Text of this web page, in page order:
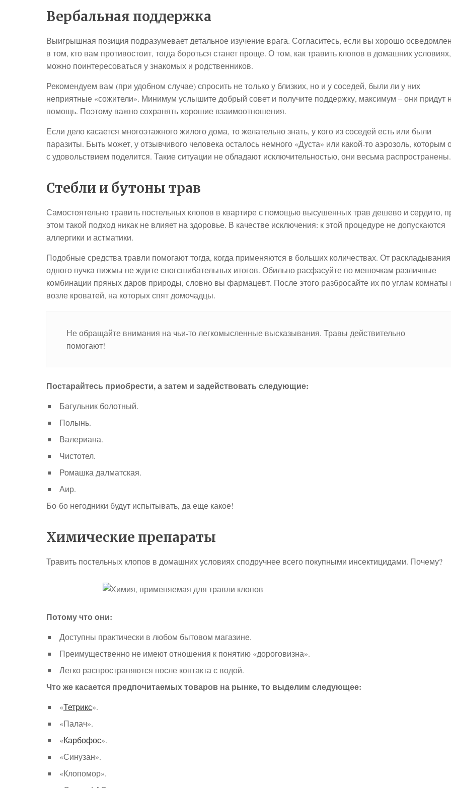
Вербальная поддержка
Выигрышная позиция подразумевает детальное изучение врага. Согласитесь, если вы хорошо
в том, кто вам противостоит, тогда бороться станет проще. О том, как травить клопов в домашних условиях,
можно поинтересоваться у знакомых и родственников.
Рекомендуем вам (при удобном случае) спросить не только у близких, но и у соседей, были ли у них
неприятные «сожители». Минимум услышите добрый совет и получите поддержку, максимум – они придут
помощь. Поэтому важно сохранять хорошие взаимоотношения.
Если дело касается многоэтажного жилого дома, то желательно знать, у кого из соседей есть или были
паразиты. Быть может, у отзывчивого человека осталось немного «Дуста» или какой-то аэрозоль, которым
с удовольствием поделится. Такие ситуации не обладают исключительностью, они весьма распространены.
Стебли и бутоны трав
Самостоятельно травить постельных клопов в квартире с помощью высушенных трав дешево и сердито,
этом такой подход никак не влияет на здоровье. В качестве исключения: к этой процедуре не допускаются
аллергики и астматики.
Подобные средства травли помогают тогда, когда применяются в больших количествах. От раскладывания
одного пучка пижмы не ждите сногсшибательных итогов. Обильно расфасуйте по мешочкам различные
комбинации пряных даров природы, словно вы фармацевт. После этого разбросайте их по углам комнаты
возле кроватей, на которых спят домочадцы.
Не обращайте внимания на чьи-то легкомысленные высказывания. Травы действительно
помогают!
Постарайтесь приобрести, а затем и задействовать следующие:
Багульник болотный.
Полынь.
Валериана.
Чистотел.
Ромашка далматская.
Аир.
Бо-бо негодники будут испытывать, да еще какое!
Химические препараты
Травить постельных клопов в домашних условиях сподручнее всего покупными инсектицидами. Почему?
Потому что они:
Доступны практически в любом бытовом магазине.
Преимущественно не имеют отношения к понятию «дороговизна».
Легко распространяются после контакта с водой.
Что же касается предпочитаемых товаров на рынке, то выделим следующее:
«Тетрикс».
«Палач».
«Карбофос».
«Синузан».
«Клопомор».